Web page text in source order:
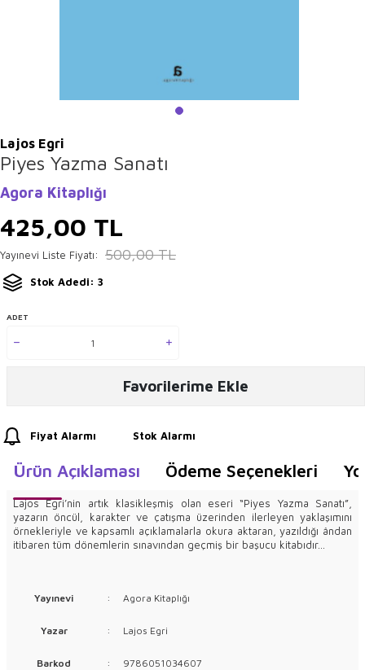
Lajos Egri
Piyes Yazma Sanatı
Agora Kitaplığı
425,00 TL
Yayınevi Liste Fiyatı: 500,00TL
Stok Adedi: 3
ADET
Favorilerime Ekle
Fiyat Alarmı Stok Alarmı
Ürün Açıklaması Ödeme Seçenekleri
Lajos Egri’nin artık klasikleşmiş olan eseri “Piyes Yazma Sanatı”,
yazarın öncül, karakter ve çatışma üzerinden ilerleyen yaklaşımını
örnekleriyle ve kapsamlı açıklamalarla okura aktaran, yazıldığı ândan
itibaren tüm dönemlerin sınavından geçmiş bir başucu kitabıdır…
Yayınevi : Agora Kitaplığı
Yazar : Lajos Egri
Barkod : 9786051034607